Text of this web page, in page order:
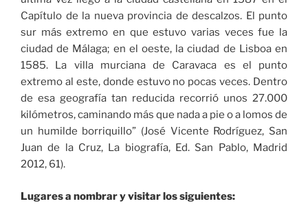
Capítulo de la nueva provincia de descalzos. El punto
sur más extremo en que estuvo varias veces fue la
ciudad de Málaga; en el oeste, la ciudad de Lisboa en
1585. La villa murciana de Caravaca es el punto
extremo al este, donde estuvo no pocas veces. Dentro
de esa geografía tan reducida recorrió unos 27.000
kilómetros, caminando más que nada a pie o a lomos de
un humilde borriquillo” (José Vicente Rodríguez, San
Juan de la Cruz, La biografía, Ed. San Pablo, Madrid
2012, 61).
Lugares a nombrar y visitar los siguientes: